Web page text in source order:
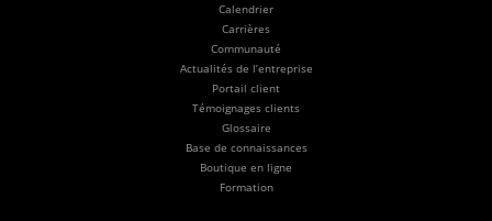
Calendrier
Carrières
Communauté
Actualités de l’entreprise
Portail client
Témoignages clients
Glossaire
Base de connaissances
Boutique en ligne
Formation